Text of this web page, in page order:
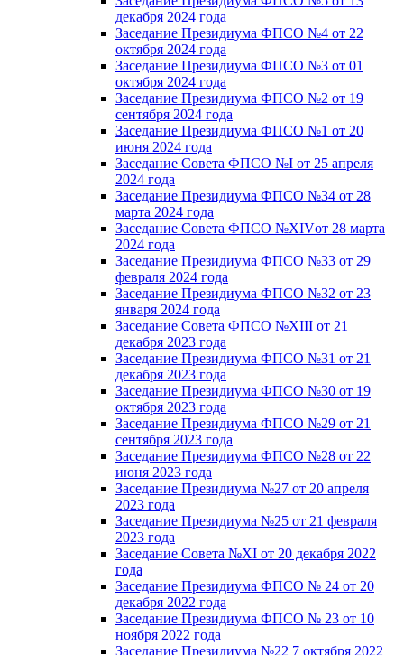
декабря 2024 года
Заседание Президиума ФПСО №4 от 22
октября 2024 года
Заседание Президиума ФПСО №3 от 01
октября 2024 года
Заседание Президиума ФПСО №2 от 19
сентября 2024 года
Заседание Президиума ФПСО №1 от 20
июня 2024 года
Заседание Совета ФПСО №I от 25 апреля
2024 года
Заседание Президиума ФПСО №34 от 28
марта 2024 года
Заседание Совета ФПСО №XIVот 28 марта
2024 года
Заседание Президиума ФПСО №33 от 29
февраля 2024 года
Заседание Президиума ФПСО №32 от 23
января 2024 года
Заседание Совета ФПСО №XIII от 21
декабря 2023 года
Заседание Президиума ФПСО №31 от 21
декабря 2023 года
Заседание Президиума ФПСО №30 от 19
октября 2023 года
Заседание Президиума ФПСО №29 от 21
сентября 2023 года
Заседание Президиума ФПСО №28 от 22
июня 2023 года
Заседание Президиума №27 от 20 апреля
2023 года
Заседание Президиума №25 от 21 февраля
2023 года
Заседание Совета №XI от 20 декабря 2022
года
Заседание Президиума ФПСО № 24 от 20
декабря 2022 года
Заседание Президиума ФПСО № 23 от 10
ноября 2022 года
Заседание Президиума №22 7 октября 2022